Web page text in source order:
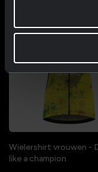
Wielershirt vrouwen -
like a champion